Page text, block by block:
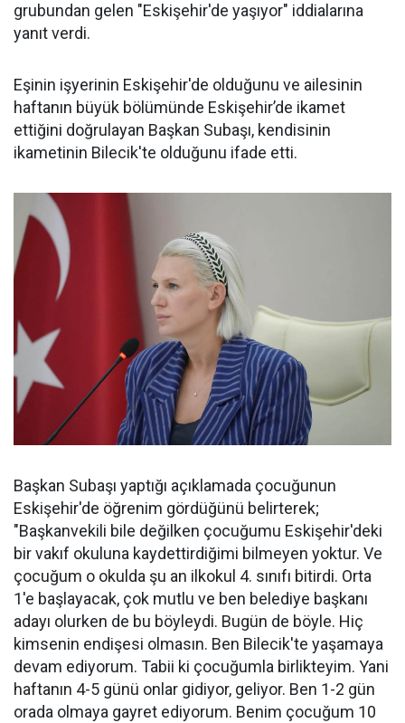
grubundan gelen "Eskişehir'de yaşıyor" iddialarına
yanıt verdi.
Eşinin işyerinin Eskişehir'de olduğunu ve ailesinin
haftanın büyük bölümünde Eskişehir’de ikamet
ettiğini doğrulayan Başkan Subaşı, kendisinin
ikametinin Bilecik'te olduğunu ifade etti.
Başkan Subaşı yaptığı açıklamada çocuğunun
Eskişehir'de öğrenim gördüğünü belirterek;
"Başkanvekili bile değilken çocuğumu Eskişehir'deki
bir vakıf okuluna kaydettirdiğimi bilmeyen yoktur. Ve
çocuğum o okulda şu an ilkokul 4. sınıfı bitirdi. Orta
1'e başlayacak, çok mutlu ve ben belediye başkanı
adayı olurken de bu böyleydi. Bugün de böyle. Hiç
kimsenin endişesi olmasın. Ben Bilecik'te yaşamaya
devam ediyorum. Tabii ki çocuğumla birlikteyim. Yani
haftanın 4-5 günü onlar gidiyor, geliyor. Ben 1-2 gün
orada olmaya gayret ediyorum. Benim çocuğum 10